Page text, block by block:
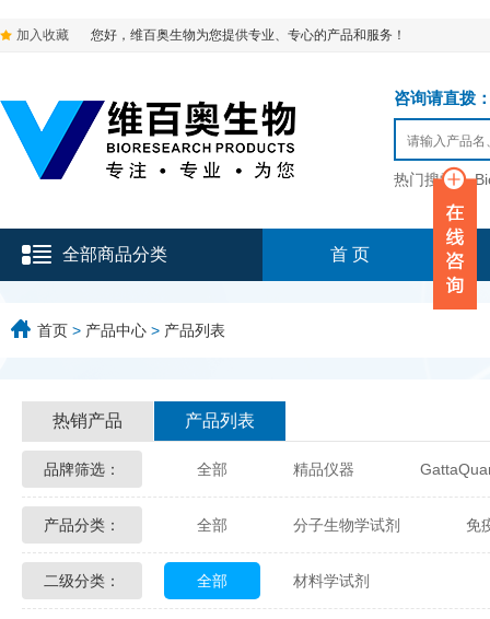
加入收藏 您好，维百奥生物为您提供专业、专心的产品和服务！
咨询请直拨
热门搜索：
全部商品分类 首 页
首页 > 产品中心 > 产品列表
热销产品 产品列表
品牌筛选： 全部 精品仪器
Glycon Biochem Sterlitech
Echelon Biosciences
产品分类： 全部 分子生物学试剂 免
化学及生物化学试剂
二级分类： 全部 材料学试剂